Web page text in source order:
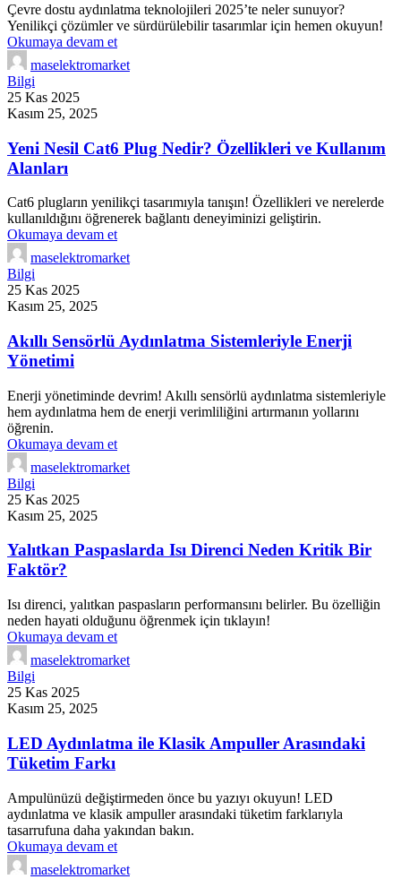
Çevre dostu aydınlatma teknolojileri 2025’te neler sunuyor?
Yenilikçi çözümler ve sürdürülebilir tasarımlar için hemen okuyun!
Okumaya devam et
maselektromarket
Bilgi
25 Kas 2025
Kasım 25, 2025
Yeni Nesil Cat6 Plug Nedir? Özellikleri ve Kullanım
Alanları
Cat6 plugların yenilikçi tasarımıyla tanışın! Özellikleri ve nerelerde
kullanıldığını öğrenerek bağlantı deneyiminizi geliştirin.
Okumaya devam et
maselektromarket
Bilgi
25 Kas 2025
Kasım 25, 2025
Akıllı Sensörlü Aydınlatma Sistemleriyle Enerji
Yönetimi
Enerji yönetiminde devrim! Akıllı sensörlü aydınlatma sistemleriyle
hem aydınlatma hem de enerji verimliliğini artırmanın yollarını
öğrenin.
Okumaya devam et
maselektromarket
Bilgi
25 Kas 2025
Kasım 25, 2025
Yalıtkan Paspaslarda Isı Direnci Neden Kritik Bir
Faktör?
Isı direnci, yalıtkan paspasların performansını belirler. Bu özelliğin
neden hayati olduğunu öğrenmek için tıklayın!
Okumaya devam et
maselektromarket
Bilgi
25 Kas 2025
Kasım 25, 2025
LED Aydınlatma ile Klasik Ampuller Arasındaki
Tüketim Farkı
Ampulünüzü değiştirmeden önce bu yazıyı okuyun! LED
aydınlatma ve klasik ampuller arasındaki tüketim farklarıyla
tasarrufuna daha yakından bakın.
Okumaya devam et
maselektromarket